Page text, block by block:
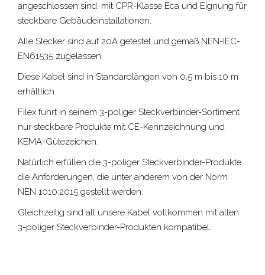
angeschlossen sind, mit CPR-Klasse Eca und Eignung für
steckbare Gebäudeinstallationen.
Alle Stecker sind auf 20A getestet und gemäß NEN-IEC-
EN61535 zugelassen.
Diese Kabel sind in Standardlängen von 0,5 m bis 10 m
erhältlich.
Filex führt in seinem 3-poliger Steckverbinder-Sortiment
nur steckbare Produkte mit CE-Kennzeichnung und
KEMA-Gütezeichen.
Natürlich erfüllen die 3-poliger Steckverbinder-Produkte
die Anforderungen, die unter anderem von der Norm
NEN 1010:2015 gestellt werden.
Gleichzeitig sind all unsere Kabel vollkommen mit allen
3-poliger Steckverbinder-Produkten kompatibel.